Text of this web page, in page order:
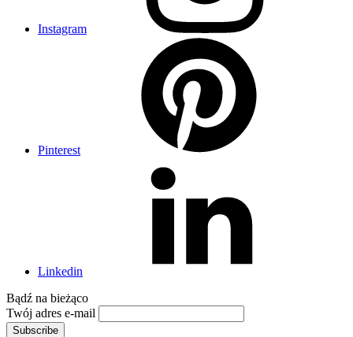
Instagram
Pinterest
Linkedin
Bądź na bieżąco
Twój adres e-mail
Subscribe